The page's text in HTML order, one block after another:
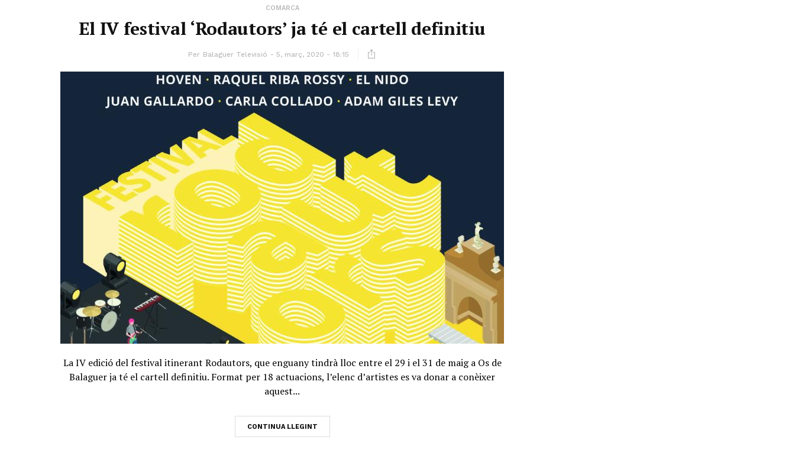
COMARCA
El IV festival ‘Rodautors’ ja té el cartell definitiu
Per Balaguer Televisió 5, març, 2020 - 18:15
La IV edició del festival itinerant Rodautors, que enguany tindrà lloc entre el 29 i el 31 de maig a Os de
Balaguer ja té el cartell definitiu. Format per 18 actuacions, l’elenc d’artistes es va donar a conèixer
aquest...
CONTINUA LLEGINT